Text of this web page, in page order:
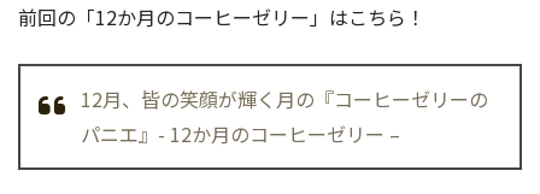
前回の「12か月のコーヒーゼリー」はこちら！
12月、皆の笑顔が輝く月の『コーヒーゼリーの
パニエ』- 12か月のコーヒーゼリー –